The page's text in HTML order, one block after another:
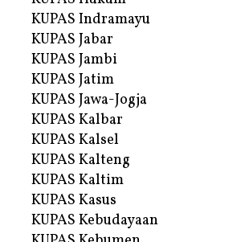
KUPAS Indramayu
KUPAS Jabar
KUPAS Jambi
KUPAS Jatim
KUPAS Jawa-Jogja
KUPAS Kalbar
KUPAS Kalsel
KUPAS Kalteng
KUPAS Kaltim
KUPAS Kasus
KUPAS Kebudayaan